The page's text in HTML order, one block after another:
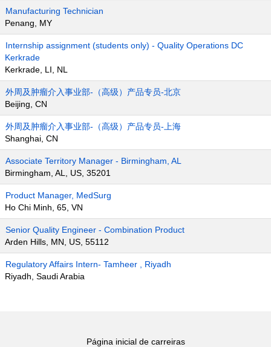
Manufacturing Technician
Penang, MY
Internship assignment (students only) - Quality Operations DC
Kerkrade
Kerkrade, LI, NL
外周及肿瘤介入事业部-（高级）产品专员-北京
Beijing, CN
外周及肿瘤介入事业部-（高级）产品专员-上海
Shanghai, CN
Associate Territory Manager - Birmingham, AL
Birmingham, AL, US, 35201
Product Manager, MedSurg
Ho Chi Minh, 65, VN
Senior Quality Engineer - Combination Product
Arden Hills, MN, US, 55112
Regulatory Affairs Intern- Tamheer , Riyadh
Riyadh, Saudi Arabia
Página inicial de carreiras